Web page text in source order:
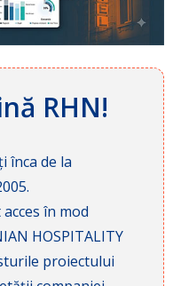
RHN!
înca de la
în mod
HOSPITALITY
proiectului